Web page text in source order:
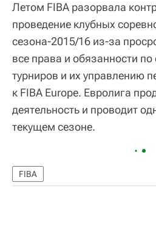
Летом FIBA разорвала
проведение клубных
сезона-2015/16 из-за
все права и обязанности
турниров и их управлению
к FIBA Europe. Евролига
деятельность и проводит
текущем сезоне.
FIBA